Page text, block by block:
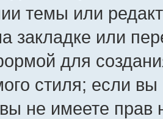
темы или
закладке или
для
стиля; если
не имеете прав